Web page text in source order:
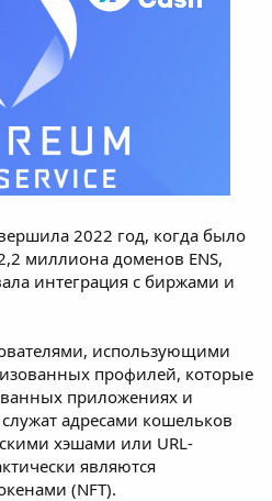
2022 год, когда было
миллиона доменов ENS,
интеграция с биржами и
использующими
профилей, которые
приложениях и
адресами кошельков
хэшами или URL-
являются
(NFT).